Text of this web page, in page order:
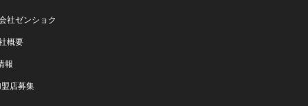
社ゼンショク
要
報
店募集